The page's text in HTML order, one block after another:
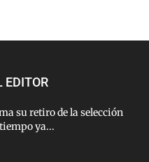
EDITOR
su retiro de la selección
ya...